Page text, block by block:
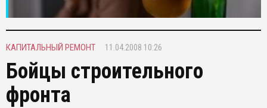
КАПИТАЛЬНЫЙ РЕМОНТ 11.04.2008 10:26
Бойцы строительного
фронта